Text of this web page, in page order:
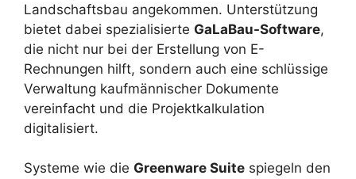
Landschaftsbau angekommen. Unterstützung
bietet dabei spezialisierte GaLaBau-Software,
die nicht nur bei der Erstellung von E-
Rechnungen hilft, sondern auch eine schlüssige
Verwaltung kaufmännischer Dokumente
vereinfacht und die Projektkalkulation
digitalisiert.
Systeme wie die Greenware Suite spiegeln den